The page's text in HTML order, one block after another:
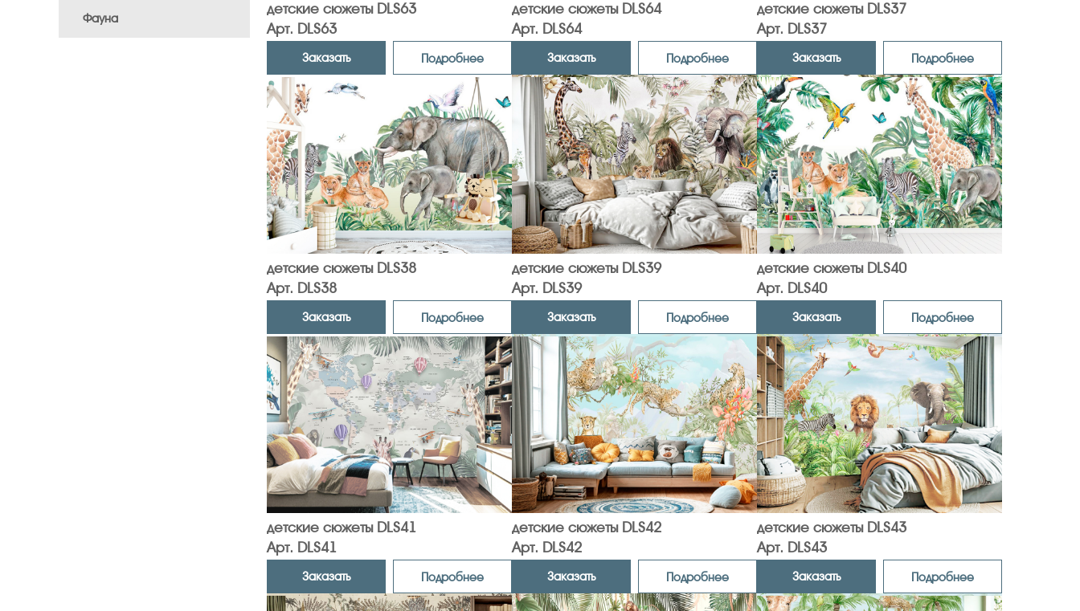
Фауна
детские сюжеты DLS63
Арт. DLS63
Заказать Подробнее
детские сюжеты DLS64
Арт. DLS64
Заказать Подробнее
детские сюжеты DLS37
Арт. DLS37
Заказать Подробнее
детские сюжеты DLS38
Арт. DLS38
Заказать Подробнее
детские сюжеты DLS39
Арт. DLS39
Заказать Подробнее
детские сюжеты DLS40
Арт. DLS40
Заказать Подробнее
детские сюжеты DLS41
Арт. DLS41
Заказать Подробнее
детские сюжеты DLS42
Арт. DLS42
Заказать Подробнее
детские сюжеты DLS43
Арт. DLS43
Заказать Подробнее